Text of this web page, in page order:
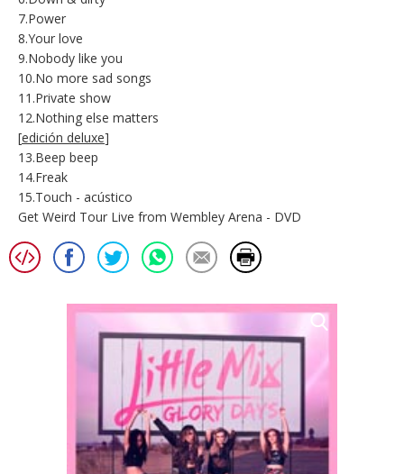
7.Power
8.Your love
9.Nobody like you
10.No more sad songs
11.Private show
12.Nothing else matters
[edición deluxe]
13.Beep beep
14.Freak
15.Touch - acústico
Get Weird Tour Live from Wembley Arena - DVD